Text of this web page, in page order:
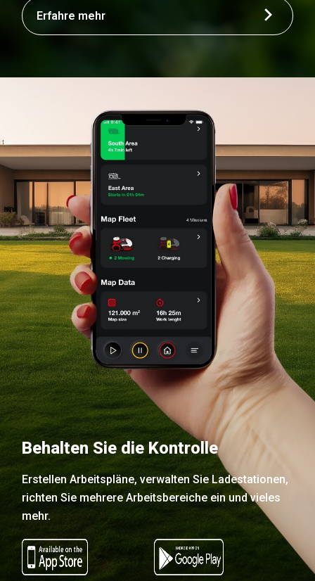
Erfahre mehr
Behalten Sie die Kontrolle
Erstellen Arbeitspläne, verwalten Sie Ladestationen,
richten Sie mehrere Arbeitsbereiche ein und vieles
mehr.